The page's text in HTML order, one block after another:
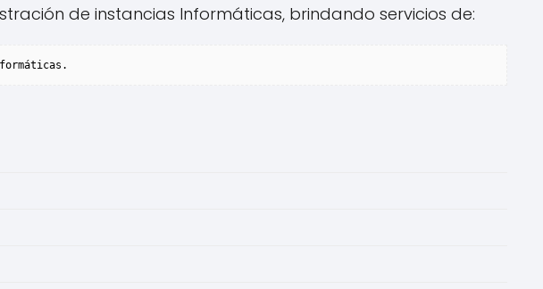
de instancias Informáticas, brindando servicios de: